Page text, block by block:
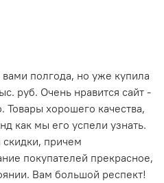
полгода, но уже купила
руб. Очень нравится сайт -
Товары хорошего качества,
как мы его успели узнать.
причем
покупателей прекрасное,
Вам большой респект!